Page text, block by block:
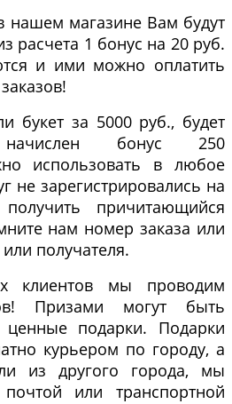
нашем магазине Вам будут
расчета 1 бонус на 20 руб.
и ими можно оплатить
букет за 5000 руб., будет
начислен бонус 250
использовать в любое
не зарегистрировались на
причитающийся
нам номер заказа или
получателя.
клиентов мы проводим
Призами могут быть
подарки. Подарки
курьером по городу, а
из другого города, мы
или транспортной